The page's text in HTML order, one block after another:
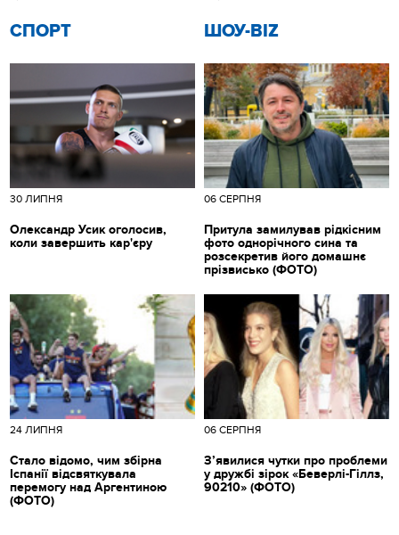
СПОРТ
30 ЛИПНЯ
Олександр Усик оголосив,
коли завершить кар'єру
ШОУ-BIZ
06 СЕРПНЯ
Притула замилував рідкісним
фото однорічного сина та
розсекретив його домашнє
прізвисько (ФОТО)
24 ЛИПНЯ
Стало відомо, чим збірна
Іспанії відсвяткувала
перемогу над Аргентиною
(ФОТО)
06 СЕРПНЯ
З’явилися чутки про проблеми
у дружбі зірок «Беверлі-Гіллз,
90210» (ФОТО)